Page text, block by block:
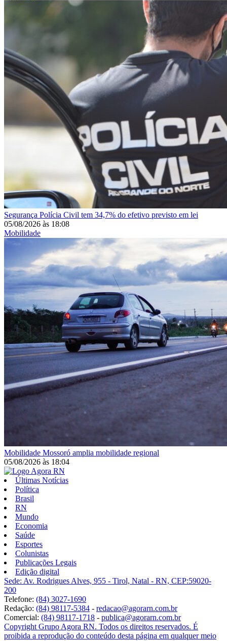
Segurança Polícia Civil tem 34,7% do efetivo previsto em lei
05/08/2026 às 18:08
Mobilidade
Mobilidade Mossoró amplia mobilidade regional
05/08/2026 às 18:04
Últimas Notícias
Política
Brasil
RN
Mundo
Economia
Saúde
Esportes
Colunistas
Publicações Legais
Edição digital
Sede: Av. Rodrigues Alves, 955 - Tirol, Natal - RN, CEP:59020-
200
Telefone: (84) 3027-1690
Redação: (84) 98117-5384 - redacao@agorarn.com.br
Comercial: (84) 98117-1718 - publica@agorarn.com.br
Copyright Grupo Agora RN. Todos os direitos reservados. É
proibida a reprodução do conteúdo desta página em qualquer meio